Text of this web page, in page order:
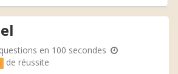
en 100 secondes
de réussite